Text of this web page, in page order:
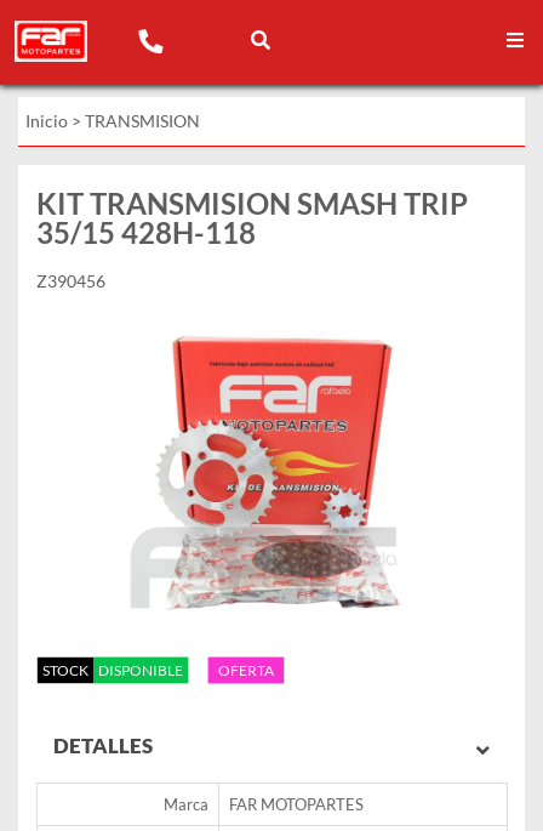
Inicio > TRANSMISION
KIT TRANSMISION SMASH TRIP
35/15 428H-118
Z390456
STOCK DISPONIBLE OFERTA
DETALLES
Marca FAR MOTOPARTES